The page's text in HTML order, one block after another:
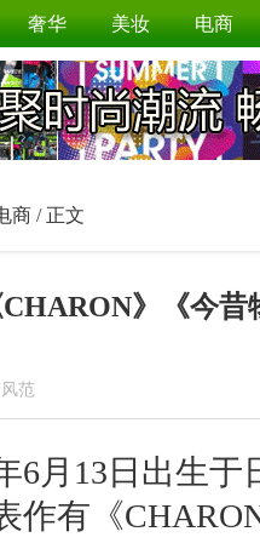
奢华 美妆 电商
商 / 正文
》《今昔
范
6月13日出生于
作有《